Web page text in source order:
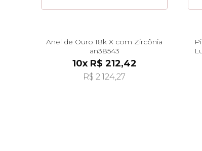
Anel de Ouro 18k X com Zircônia
an38543
10x R$ 212,42
R$ 2.124,27